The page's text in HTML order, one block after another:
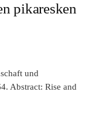
pikaresken
und
Abstract: Rise and